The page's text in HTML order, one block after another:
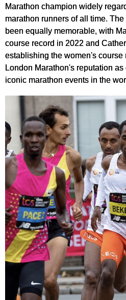
Marathon champion widely
marathon runners of all time.
been equally memorable, with
course record in 2022 and
establishing the women's course
London Marathon's reputation
iconic marathon events in the